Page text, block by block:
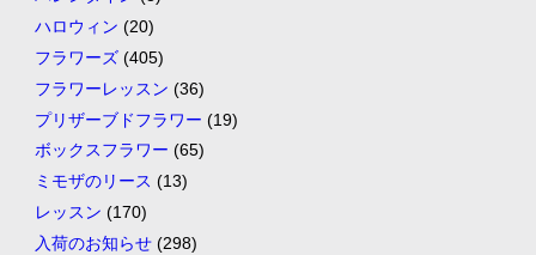
ハロウィン (20)
フラワーズ(405)
フラワーレッスン (36)
プリザーブドフラワー (19)
ボックスフラワー (65)
ミモザのリース (13)
レッスン (170)
入荷のお知らせ(298)